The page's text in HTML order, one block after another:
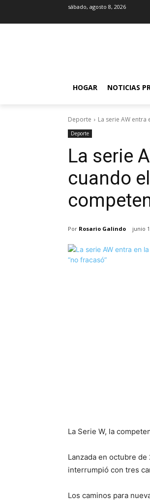
sábado, agosto 8, 2026
HOGAR NOTICIAS
Deporte La serie AW
Deporte
La serie
cuando
Por Rosario Galindo junio
La Serie W, la
Lanzada en octubre
interrumpió con tres
Los caminos para